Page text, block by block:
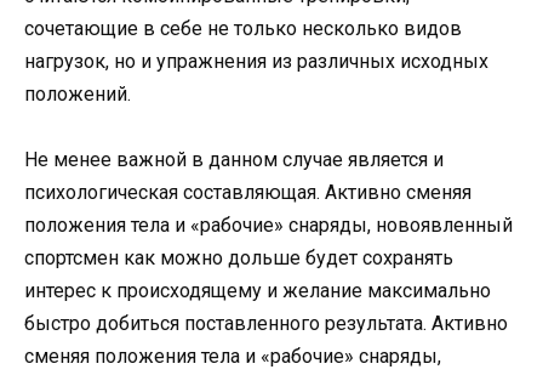
сочетающие в себе не только несколько видов
нагрузок, но и упражнения из различных исходных
положений.
Не менее важной в данном случае является и
психологическая составляющая. Активно сменяя
положения тела и «рабочие» снаряды, новоявленный
спортсмен как можно дольше будет сохранять
интерес к происходящему и желание максимально
быстро добиться поставленного результата. Активно
сменяя положения тела и «рабочие» снаряды,